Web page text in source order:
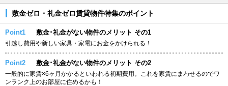
敷金ゼロ・礼金ゼロ賃貸物件特集のポイント
Point1 敷金･礼金がない物件のメリット その1
引越し費用や新しい家具・家電にお金をかけられる！
Point2 敷金･礼金がない物件のメリット その2
一般的に家賃×6ヶ月かかるといわれる初期費用。これを家賃にまわせるのでワ
ンランク上のお部屋に住めるかも！